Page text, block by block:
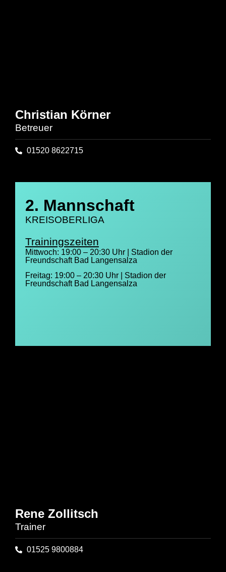
Christian Körner
Betreuer
01520 8622715
2. Mannschaft
KREISOBERLIGA
Trainingszeiten
Mittwoch: 19:00 – 20:30 Uhr | Stadion der
Freundschaft Bad Langensalza
Freitag: 19:00 – 20:30 Uhr | Stadion der
Freundschaft Bad Langensalza
Rene Zollitsch
Trainer
01525 9800884